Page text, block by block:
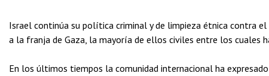
Israel continúa su política criminal y de limpieza étnica contra
a la franja de Gaza, la mayoría de ellos civiles entre los cuales
En los últimos tiempos la comunidad internacional ha